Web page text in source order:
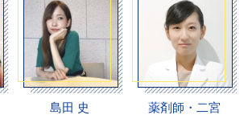
島田 史 薬剤師・二宮